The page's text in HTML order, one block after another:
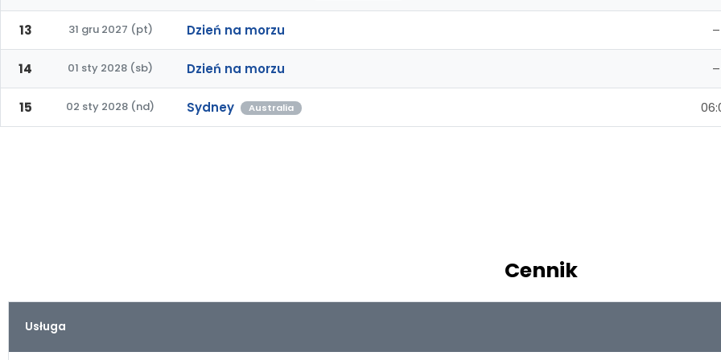
13 31 gru 2027 (pt) Dzień na morzu –
14 01 sty 2028 (sb) Dzień na morzu –
15 02 sty 2028 (nd) Sydney Australia
Cennik
Usługa